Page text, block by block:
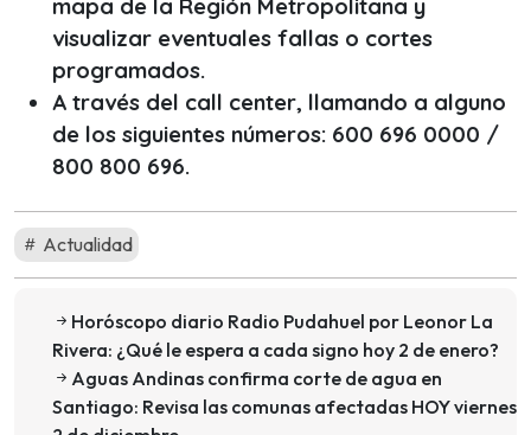
mapa de la Región Metropolitana y
visualizar eventuales fallas o cortes
programados.
A través del call center, llamando a alguno
de los siguientes números: 600 696 0000 /
800 800 696.
Actualidad
Horóscopo diario Radio Pudahuel por Leonor La
Rivera: ¿Qué le espera a cada signo hoy 2 de enero?
Aguas Andinas confirma corte de agua en
Santiago: Revisa las comunas afectadas HOY viernes